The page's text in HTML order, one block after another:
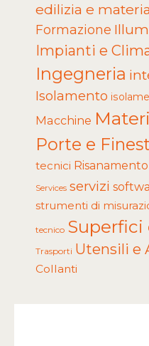
edilizia e
Formazione
Impianti e
Ingegneria
Isolamento
Macchine
Porte e
tecnici
Services servizi
strumenti di
tecnico
Trasporti Utensili e
Collanti